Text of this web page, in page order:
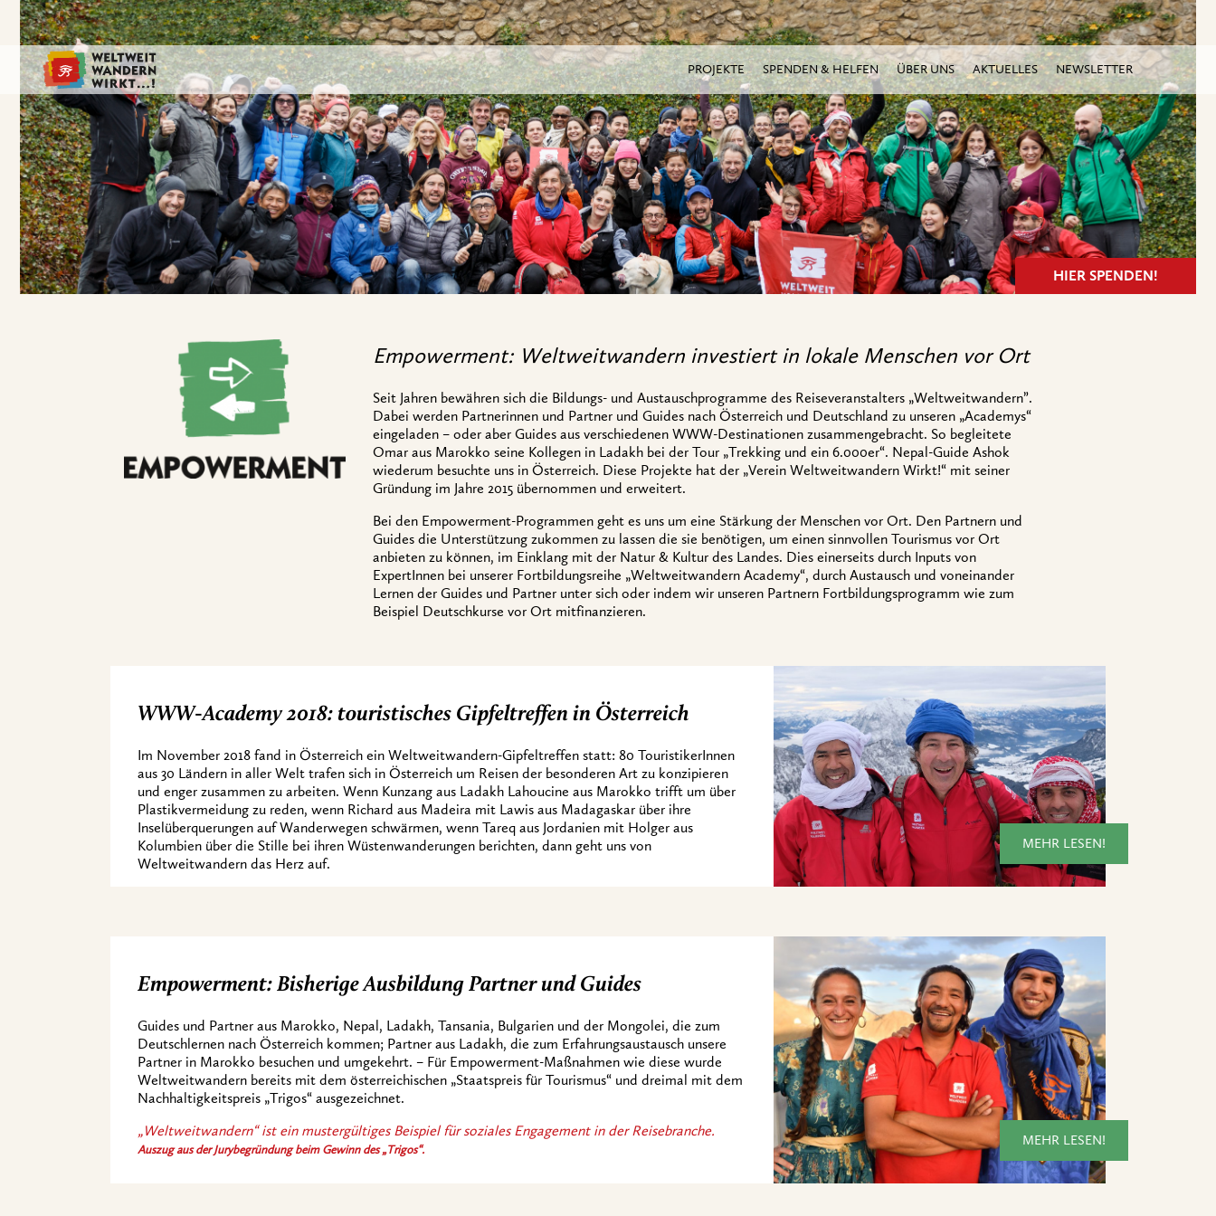
PROJEKTE SPENDEN & HELFEN ÜBER UNS AKTUELLES NEWSLETTER
HIER SPENDEN!
Empowerment: Weltweitwandern investiert in lokale Menschen vor Ort
Seit Jahren bewähren sich die Bildungs- und Austauschprogramme des Reiseveranstalters „Weltweitwandern”.
Dabei werden Partnerinnen und Partner und Guides nach Österreich und Deutschland zu unseren „Academys“
eingeladen – oder aber Guides aus verschiedenen WWW-Destinationen zusammengebracht. So begleitete
Omar aus Marokko seine Kollegen in Ladakh bei der Tour „Trekking und ein 6.000er“. Nepal-Guide Ashok
wiederum besuchte uns in Österreich. Diese Projekte hat der „Verein Weltweitwandern Wirkt!“ mit seiner
Gründung im Jahre 2015 übernommen und erweitert.
Bei den Empowerment-Programmen geht es uns um eine Stärkung der Menschen vor Ort. Den Partnern und
Guides die Unterstützung zukommen zu lassen die sie benötigen, um einen sinnvollen Tourismus vor Ort
anbieten zu können, im Einklang mit der Natur & Kultur des Landes. Dies einerseits durch Inputs von
ExpertInnen bei unserer Fortbildungsreihe „Weltweitwandern Academy“, durch Austausch und voneinander
Lernen der Guides und Partner unter sich oder indem wir unseren Partnern Fortbildungsprogramm wie zum
Beispiel Deutschkurse vor Ort mitfinanzieren.
WWW-Academy 2018: touristisches Gipfeltreffen in Österreich
Im November 2018 fand in Österreich ein Weltweitwandern-Gipfeltreffen statt: 80 TouristikerInnen
aus 30 Ländern in aller Welt trafen sich in Österreich um Reisen der besonderen Art zu konzipieren
und enger zusammen zu arbeiten. Wenn Kunzang aus Ladakh Lahoucine aus Marokko trifft um über
Plastikvermeidung zu reden, wenn Richard aus Madeira mit Lawis aus Madagaskar über ihre
Inselüberquerungen auf Wanderwegen schwärmen, wenn Tareq aus Jordanien mit Holger aus
Kolumbien über die Stille bei ihren Wüstenwanderungen berichten, dann geht uns von
Weltweitwandern das Herz auf.
MEHR LESEN!
Empowerment: Bisherige Ausbildung Partner und Guides
Guides und Partner aus Marokko, Nepal, Ladakh, Tansania, Bulgarien und der Mongolei, die zum
Deutschlernen nach Österreich kommen; Partner aus Ladakh, die zum Erfahrungsaustausch unsere
Partner in Marokko besuchen und umgekehrt. – Für Empowerment-Maßnahmen wie diese wurde
Weltweitwandern bereits mit dem österreichischen „Staatspreis für Tourismus“ und dreimal mit dem
Nachhaltigkeitspreis „Trigos“ ausgezeichnet.
„Weltweitwandern“ ist ein mustergültiges Beispiel für soziales Engagement in der Reisebranche.
Auszug aus der Jurybegründung beim Gewinn des „Trigos“.
MEHR LESEN!